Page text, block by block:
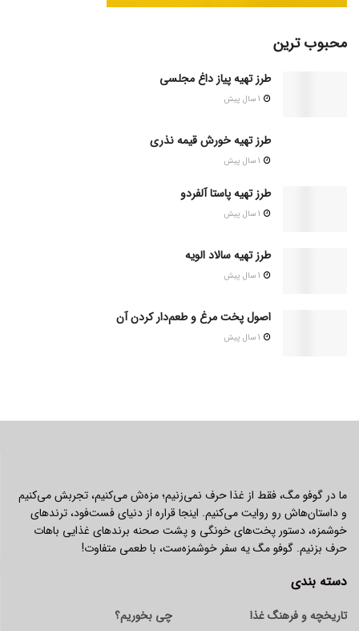
محبوب ترین
طرز تهیه پیاز داغ مجلسی
طرز تهیه خورش قیمه نذری
طرز تهیه پاستا آلفردو
طرز تهیه سالاد الویه
اصول پخت مرغ و طعم‌دار کردن آن
ما در گوفو مگ، فقط از غذا حرف نمی‌زنیم؛ مزه‌ش می‌کنیم، تجربش می‌کنیم
و داستان‌هاش رو روایت می‌کنیم. اینجا قراره از دنیای فست‌فود، ترندهای
خوشمزه، دستور پخت‌های خونگی و پشت صحنه برندهای غذایی باهات
حرف بزنیم. گوفو مگ یه سفر خوشمزه‌ست، با طعمی متفاوت!
دسته بندی
تاریخچه و فرهنگ غذا
چی بخوریم؟